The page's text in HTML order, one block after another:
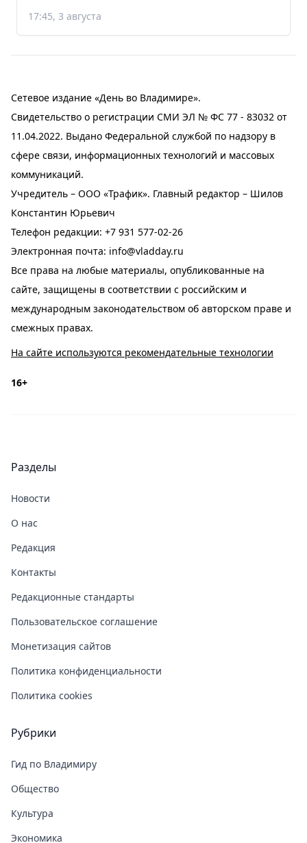
17:45, 3 августа
Сетевое издание «День во Владимире».
Свидетельство о регистрации СМИ ЭЛ № ФС 77 - 83032 от
11.04.2022. Выдано Федеральной службой по надзору в
сфере связи, информационных технологий и массовых
коммуникаций.
Учредитель – ООО «Трафик». Главный редактор – Шилов
Константин Юрьевич
Телефон редакции: +7 931 577-02-26
Электронная почта: info@vladday.ru
Все права на любые материалы, опубликованные на
сайте, защищены в соответствии с российским и
международным законодательством об авторском праве и
смежных правах.
На сайте используются рекомендательные технологии
16+
Разделы
Новости
О нас
Редакция
Контакты
Редакционные стандарты
Пользовательское соглашение
Монетизация сайтов
Политика конфиденциальности
Политика cookies
Рубрики
Гид по Владимиру
Общество
Культура
Экономика